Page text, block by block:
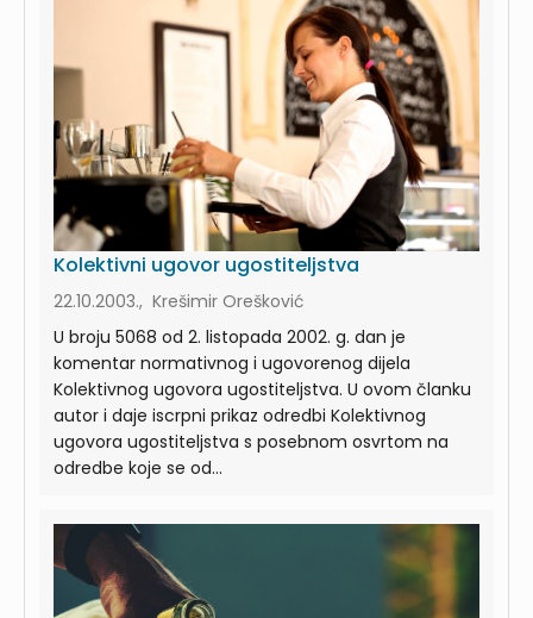
Kolektivni ugovor ugostiteljstva
22.10.2003., Krešimir Orešković
U broju 5068 od 2. listopada 2002. g. dan je
komentar normativnog i ugovorenog dijela
Kolektivnog ugovora ugostiteljstva. U ovom članku
autor i daje iscrpni prikaz odredbi Kolektivnog
ugovora ugostiteljstva s posebnom osvrtom na
odredbe koje se od...